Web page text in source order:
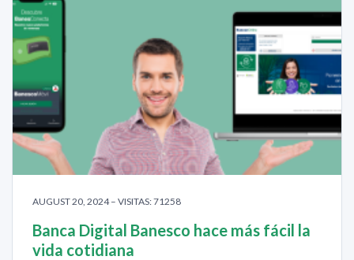
AUGUST 20, 2024 – VISITAS: 71258
Banca Digital Banesco hace más fácil la
vida cotidiana